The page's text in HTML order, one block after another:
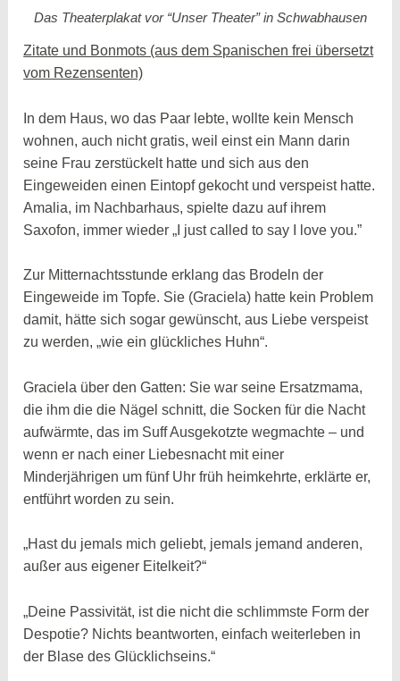
Das Theaterplakat vor “Unser Theater” in Schwabhausen
Zitate und Bonmots (aus dem Spanischen frei übersetzt
vom Rezensenten)
In dem Haus, wo das Paar lebte, wollte kein Mensch
wohnen, auch nicht gratis, weil einst ein Mann darin
seine Frau zerstückelt hatte und sich aus den
Eingeweiden einen Eintopf gekocht und verspeist hatte.
Amalia, im Nachbarhaus, spielte dazu auf ihrem
Saxofon, immer wieder „I just called to say I love you.”
Zur Mitternachtsstunde erklang das Brodeln der
Eingeweide im Topfe. Sie (Graciela) hatte kein Problem
damit, hätte sich sogar gewünscht, aus Liebe verspeist
zu werden, „wie ein glückliches Huhn“.
Graciela über den Gatten: Sie war seine Ersatzmama,
die ihm die die Nägel schnitt, die Socken für die Nacht
aufwärmte, das im Suff Ausgekotzte wegmachte – und
wenn er nach einer Liebesnacht mit einer
Minderjährigen um fünf Uhr früh heimkehrte, erklärte er,
entführt worden zu sein.
„Hast du jemals mich geliebt, jemals jemand anderen,
außer aus eigener Eitelkeit?“
„Deine Passivität, ist die nicht die schlimmste Form der
Despotie? Nichts beantworten, einfach weiterleben in
der Blase des Glücklichseins.“